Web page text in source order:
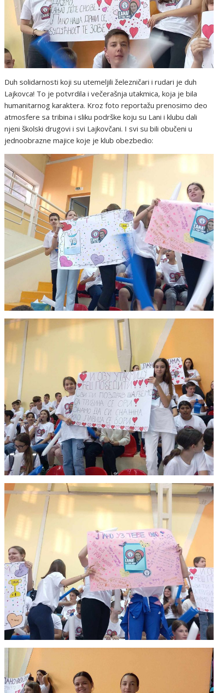
Duh solidarnosti koji su utemeljili železničari i rudari je duh
Lajkovca! To je potvrdila i večerašnja utakmica, koja je bila
humanitarnog karaktera. Kroz foto reportažu prenosimo deo
atmosfere sa tribina i sliku podrške koju su Lani i klubu dali
njeni školski drugovi i svi Lajkovčani. I svi su bili obučeni u
jednoobrazne majice koje je klub obezbedio: